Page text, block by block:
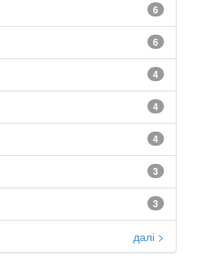
6
6
4
4
4
3
3
далі >